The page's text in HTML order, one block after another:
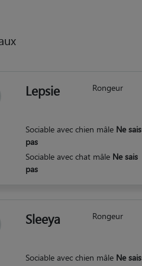
Lepsie Rongeur
Sociable avec chien mâle Ne sais
pas
Sociable avec chat mâle Ne sais
pas
Sleeya Rongeur
Sociable avec chien mâle Ne sais